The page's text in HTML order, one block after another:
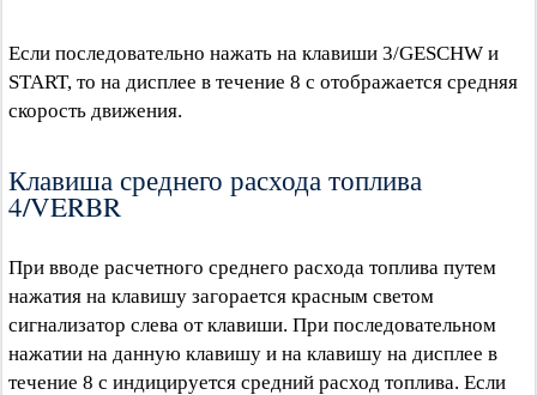
Если последовательно нажать на клавиши 3/GESCHW и
START, то на дисплее в течение 8 с отображается средняя
скорость движения.
Клавиша среднего расхода топлива
4/VERBR
При вводе расчетного среднего расхода топлива путем
нажатия на клавишу загорается красным светом
сигнализатор слева от клавиши. При последовательном
нажатии на данную клавишу и на клавишу на дисплее в
течение 8 с индицируется средний расход топлива. Если